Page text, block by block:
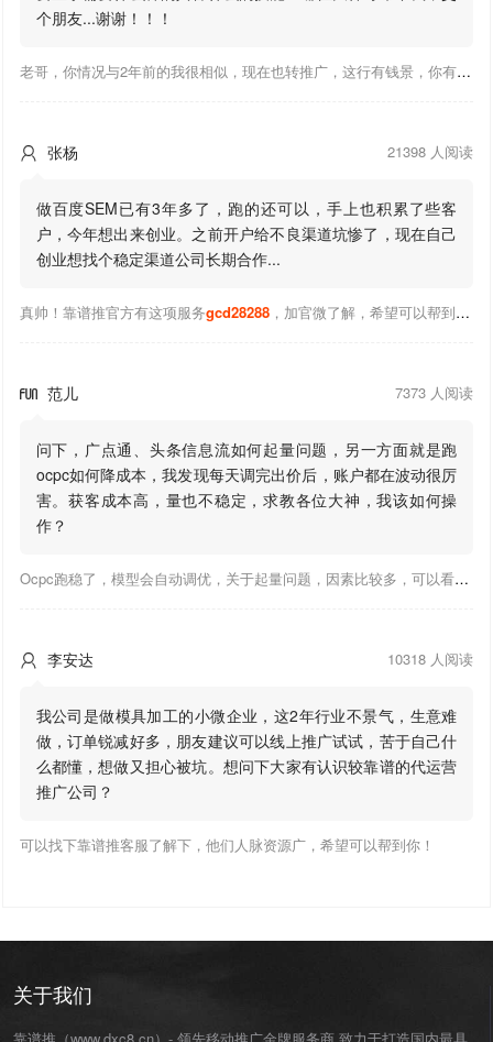
个朋友...谢谢！！！
老哥，你情况与2年前的我很相似，现在也转推广，这行有钱景，你有基础上手会比较快，不必担心。至于学竞价还是信息流哪个好，我是信息流广告入手，现在迷上靠谱推关注大神们的营销推广干货。有空你也可多泡下这站，真能学到不少东西；希望可以帮到你！
 张杨 21398 人阅读
做百度SEM已有3年多了，跑的还可以，手上也积累了些客
户，今年想出来创业。之前开户给不良渠道坑惨了，现在自己
创业想找个稳定渠道公司长期合作...
真帅！靠谱推官方有这项服务gcd28288，加官微了解，希望可以帮到你！
 范儿 7373 人阅读
问下，广点通、头条信息流如何起量问题，另一方面就是跑
ocpc如何降成本，我发现每天调完出价后，账户都在波动很厉
害。获客成本高，量也不稳定，求教各位大神，我该如何操
作？
Ocpc跑稳了，模型会自动调优，关于起量问题，因素比较多，可以看下靠谱推大神出的干货文章，都是经验总结，应该可以找到对应解决。
 李安达 10318 人阅读
我公司是做模具加工的小微企业，这2年行业不景气，生意难
做，订单锐减好多，朋友建议可以线上推广试试，苦于自己什
么都懂，想做又担心被坑。想问下大家有认识较靠谱的代运营
推广公司？
可以找下靠谱推客服了解下，他们人脉资源广，希望可以帮到你！
关于我们
靠谱推（www.dxc8.cn）- 领先移动推广金牌服务商,致力于打造国内最具